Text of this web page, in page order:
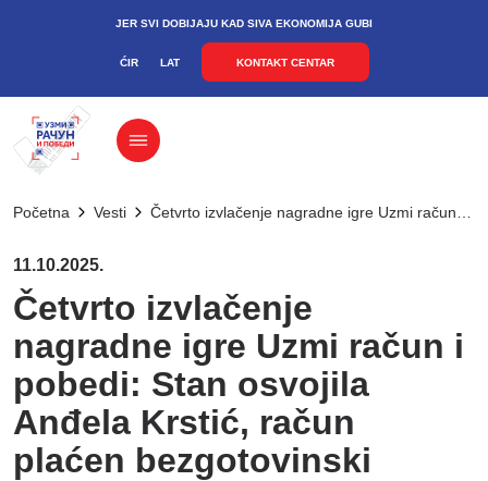
JER SVI DOBIJAJU KAD SIVA EKONOMIJA GUBI
ĆIR LAT KONTAKT CENTAR
Početna Vesti Četvrto izvlačenje nagradne igre Uzmi račun i pobedi: Stan osvojila Anđela Krstić, račun plaćen bezgotovinski
11.10.2025.
Četvrto izvlačenje
nagradne igre Uzmi račun i
pobedi: Stan osvojila
Anđela Krstić, račun
plaćen bezgotovinski